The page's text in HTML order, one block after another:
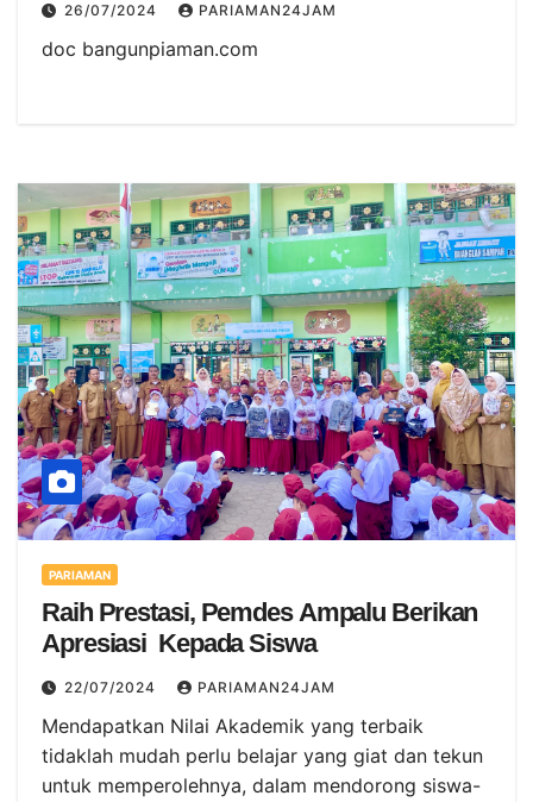
26/07/2024 PARIAMAN24JAM
doc bangunpiaman.com
PARIAMAN
Raih Prestasi, Pemdes Ampalu Berikan
Apresiasi Kepada Siswa
22/07/2024 PARIAMAN24JAM
Mendapatkan Nilai Akademik yang terbaik
tidaklah mudah perlu belajar yang giat dan tekun
untuk memperolehnya, dalam mendorong siswa-